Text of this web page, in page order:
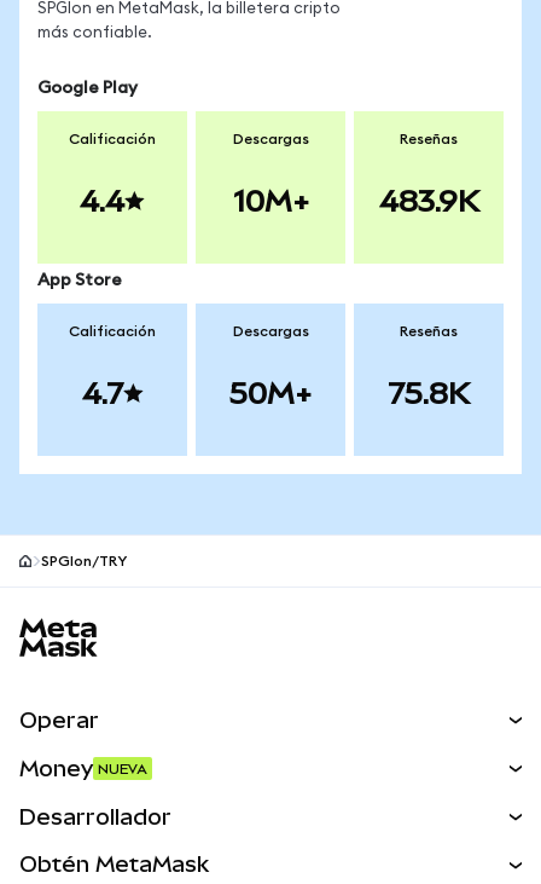
SPGIon en MetaMask, la billetera cripto
más confiable.
Google Play
Calificación
4.4
Descargas
10M+
Reseñas
483.9K
App Store
Calificación
4.7
Descargas
50M+
Reseñas
75.8K
SPGIon/TRY
Operar
Activos del mundo real
Money NUEVA
Desarrollador
Obtén MetaMask